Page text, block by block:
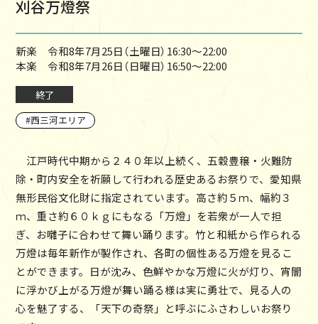
刈谷万燈祭
新楽 令和8年7月25日（土曜日）16:30～22:00
本楽 令和8年7月26日（日曜日）16:50～22:00
終了
西三河エリア
江戸時代中期から２４０年以上続く、五穀豊穣・火難防
除・町内安全を祈願して行われる歴史あるお祭りで、愛知県
無形民俗文化財に指定されています。高さ約５ｍ、幅約３
ｍ、重さ約６０ｋｇにもなる「万燈」を若衆が一人で担
ぎ、お囃子に合わせて舞い踊ります。竹と和紙から作られる
万燈は毎年新作が製作され、各町の個性ある万燈を見るこ
とができます。日が沈み、色鮮やかな万燈に火が灯り、宵闇
に浮かび上がる万燈が舞い踊る様は実に勇壮で、見る人の
心を魅了する、「天下の奇祭」と呼ぶにふさわしいお祭り